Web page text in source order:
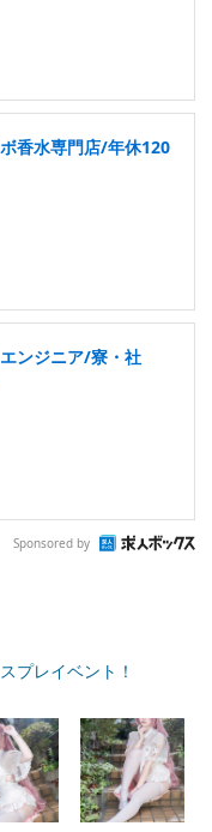
香水専門店/年休120
ンジニア/寮・社
Sponsored by
プレイベント！